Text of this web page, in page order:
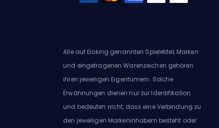
Alle auf Eloking genannten Spieletitel, Marken
und eingetragenen Warenzeichen gehören
ihren jeweiligen Eigentümern. Solche
Erwähnungen dienen nur zur Identifikation
und bedeuten nicht, dass eine Verbindung zu
den jeweiligen Markeninhabern besteht oder